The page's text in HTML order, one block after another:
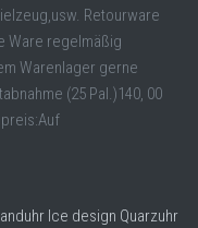
Retourware
Ware regelmäßig
Warenlager gerne
(25 Pal.)140, 00
Ice design Quarzuhr